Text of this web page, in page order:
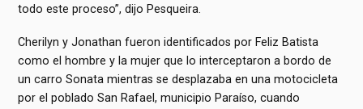
todo este proceso”, dijo Pesqueira.
Cherilyn y Jonathan fueron identificados por Feliz Batista
como el hombre y la mujer que lo interceptaron a bordo de
un carro Sonata mientras se desplazaba en una motocicleta
por el poblado San Rafael, municipio Paraíso, cuando